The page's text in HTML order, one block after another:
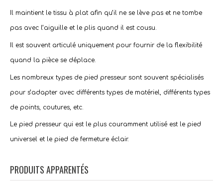
Il maintient le tissu à plat afin qu’il ne se lève pas et ne tombe
pas avec l’aiguille et le plis quand il est cousu.
Il est souvent articulé uniquement pour fournir de la flexibilité
quand la pièce se déplace.
Les nombreux types de pied presseur sont souvent spécialisés
pour s’adapter avec différents types de matériel, différents types
de points, coutures, etc.
Le pied presseur qui est le plus couramment utilisé est le pied
universel et le pied de fermeture éclair.
PRODUITS APPARENTÉS